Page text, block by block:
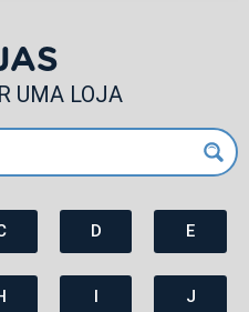
UMA LOJA
D E
I J